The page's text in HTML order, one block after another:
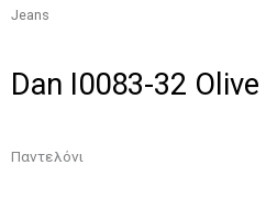
Jeans
Dan I0083-32
Παντελόνι